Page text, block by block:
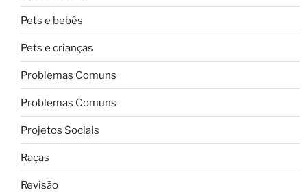
Pets e bebês
Pets e crianças
Problemas Comuns
Problemas Comuns
Projetos Sociais
Raças
Revisão